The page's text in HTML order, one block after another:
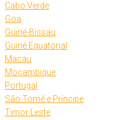
Cabo Verde
Goa
Guiné-Bissau
Guiné Equatorial
Macau
Moçambique
Portugal
São Tomé e Príncipe
Timor Leste